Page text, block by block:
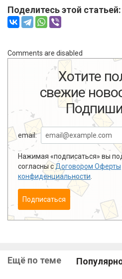
Поделитесь этой статьей:
Comments are disabled
Хотите
свежие
email:
Нажимая «подписаться» вы
согласны сДоговором Оферты
конфиденциальности
Подписаться
Ещё по теме